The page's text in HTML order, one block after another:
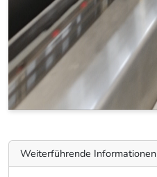
Weiterführende Informationen